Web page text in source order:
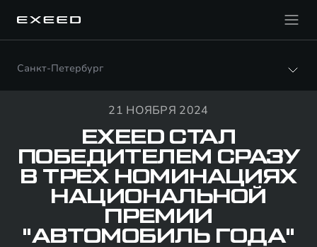
Санкт-Петербург
21 НОЯБРЯ 2024
EXEED СТАЛ
ПОБЕДИТЕЛЕМ СРАЗУ
В ТРЕХ НОМИНАЦИЯХ
НАЦИОНАЛЬНОЙ
ПРЕМИИ
"АВТОМОБИЛЬ ГОДА"